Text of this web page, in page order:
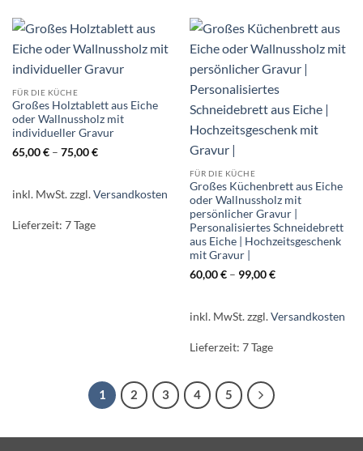
FÜR DIE KÜCHE
Großes Holztablett aus Eiche
oder Wallnussholz mit
individueller Gravur
65,00€– 75,00€
inkl. MwSt.zzgl.Versandkosten
Lieferzeit: 7 Tage
FÜR DIE KÜCHE
Großes Küchenbrett aus Eiche
oder Wallnussholz mit
persönlicher Gravur |
Personalisiertes Schneidebrett
aus Eiche | Hochzeitsgeschenk
mit Gravur |
60,00€– 99,00€
inkl. MwSt.zzgl.Versandkosten
Lieferzeit: 7 Tage
1 2 3 4 5